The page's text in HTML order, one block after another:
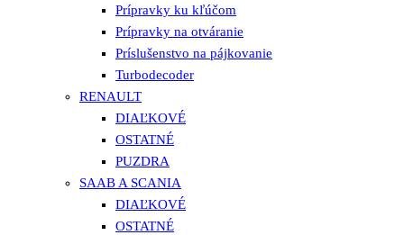
Prípravky ku kľúčom
Prípravky na otváranie
Príslušenstvo na pájkovanie
Turbodecoder
RENAULT
DIAĽKOVÉ
OSTATNÉ
PUZDRA
SAAB A SCANIA
DIAĽKOVÉ
OSTATNÉ